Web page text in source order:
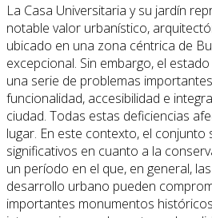
La Casa Universitaria y su jardín
notable valor urbanístico,
ubicado en una zona céntrica de
excepcional. Sin embargo, el
una serie de problemas
funcionalidad, accesibilidad e
ciudad. Todas estas deficiencias
lugar. En este contexto, el
significativos en cuanto a la
un período en el que, en general,
desarrollo urbano pueden
importantes monumentos